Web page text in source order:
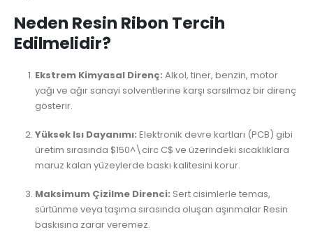
Neden Resin Ribon Tercih
Edilmelidir?
Ekstrem Kimyasal Direnç: Alkol, tiner, benzin, motor
yağı ve ağır sanayi solventlerine karşı sarsılmaz bir direnç
gösterir.
Yüksek Isı Dayanımı: Elektronik devre kartları (PCB) gibi
üretim sırasında $150^\circ C$ ve üzerindeki sıcaklıklara
maruz kalan yüzeylerde baskı kalitesini korur.
Maksimum Çizilme Direnci: Sert cisimlerle temas,
sürtünme veya taşıma sırasında oluşan aşınmalar Resin
baskısına zarar veremez.